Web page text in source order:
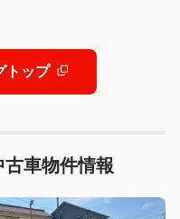
トップ
古車物件情報